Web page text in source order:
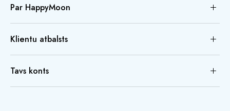
Par HappyMoon
Klientu atbalsts
Tavs konts